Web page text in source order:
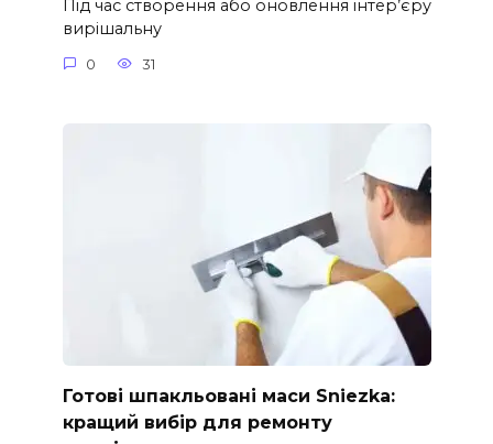
Під час створення або оновлення інтер’єру
вирішальну
0 31
Готові шпакльовані маси Sniezka:
кращий вибір для ремонту